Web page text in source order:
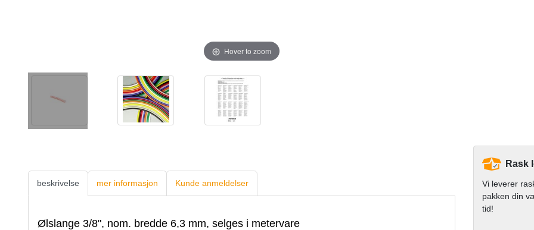
Hover to zoom
beskrivelse mer informasjon Kunde anmeldelser
Ølslange 3/8", nom. bredde 6,3 mm, selges i metervare
Rask
Vi leverer
pakken din
tid!